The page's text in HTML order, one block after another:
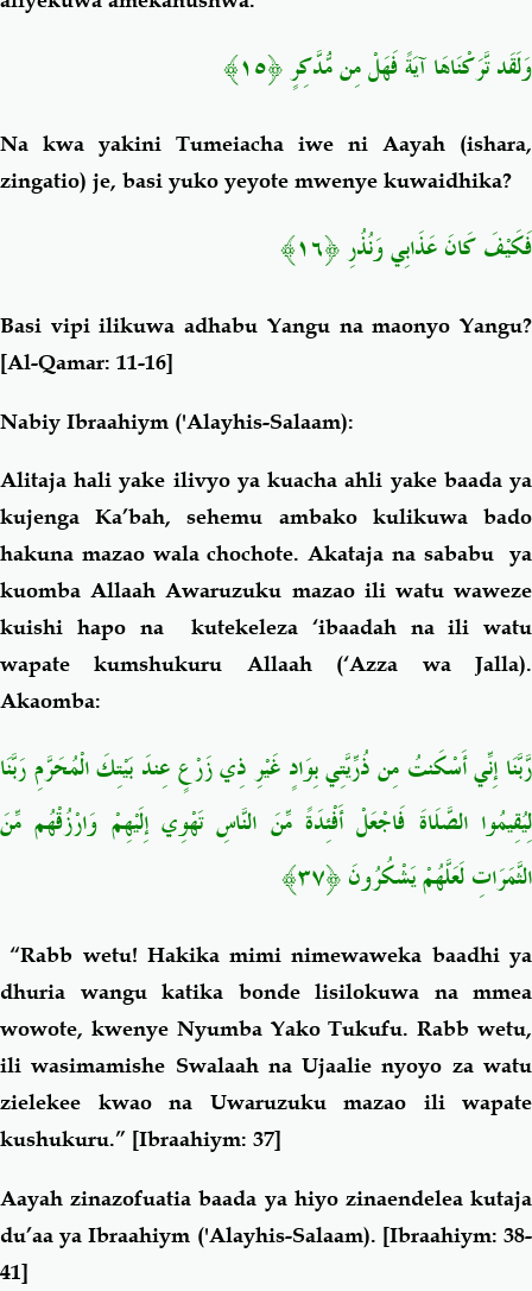
وَلَقَد تَّرَكْنَاهَا آيَةً فَهَلْ مِن مُّدَّكِرٍ ﴿١٥﴾
Na kwa yakini Tumeiacha iwe ni Aayah (ishara,
zingatio) je, basi yuko yeyote mwenye kuwaidhika?
فَكَيْفَ كَانَ عَذَابِي وَنُذُرِ ﴿١٦﴾
Basi vipi ilikuwa adhabu Yangu na maonyo Yangu?
[Al-Qamar: 11-16]
Nabiy Ibraahiym ('Alayhis-Salaam):
Alitaja hali yake ilivyo ya kuacha ahli yake baada ya
kujenga Ka’bah, sehemu ambako kulikuwa bado
hakuna mazao wala chochote. Akataja na sababu ya
kuomba Allaah Awaruzuku mazao ili watu waweze
kuishi hapo na kutekeleza ‘ibaadah na ili watu
wapate kumshukuru Allaah (‘Azza wa Jalla).
Akaomba:
رَّبَّنَا إِنِّي أَسْكَنتُ مِن ذُرِّيَّتِي بِوَادٍ غَيْرِ ذِي زَرْعٍ عِندَ بَيْتِكَ الْمُحَرَّمِ رَبَّنَا
لِيُقِيمُوا الصَّلَاةَ فَاجْعَلْ أَفْئِدَةً مِّنَ النَّاسِ تَهْوِي إِلَيْهِمْ وَارْزُقْهُم مِّنَ
الثَّمَرَاتِ لَعَلَّهُمْ يَشْكُرُونَ ﴿٣٧﴾
“Rabb wetu! Hakika mimi nimewaweka baadhi ya
dhuria wangu katika bonde lisilokuwa na mmea
wowote, kwenye Nyumba Yako Tukufu. Rabb wetu,
ili wasimamishe Swalaah na Ujaalie nyoyo za watu
zielekee kwao na Uwaruzuku mazao ili wapate
kushukuru.” [Ibraahiym: 37]
Aayah zinazofuatia baada ya hiyo zinaendelea kutaja
du’aa ya Ibraahiym ('Alayhis-Salaam). [Ibraahiym: 38-
41]